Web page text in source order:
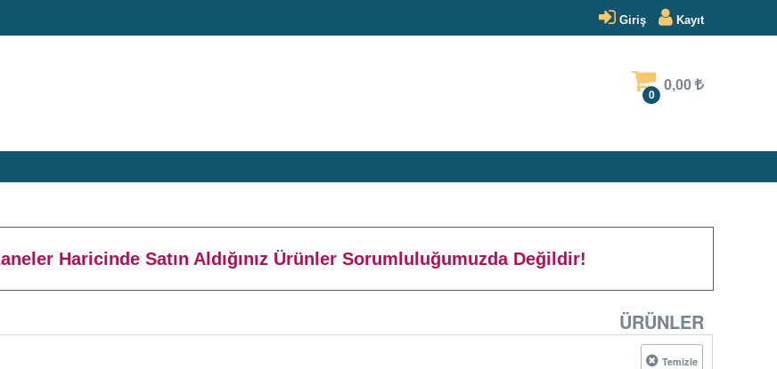
Giriş Kayıt
0,00
0
Haricinde Satın Aldığınız Ürünler Sorumluluğumuzda Değildir!
ÜRÜNLER
Temizle